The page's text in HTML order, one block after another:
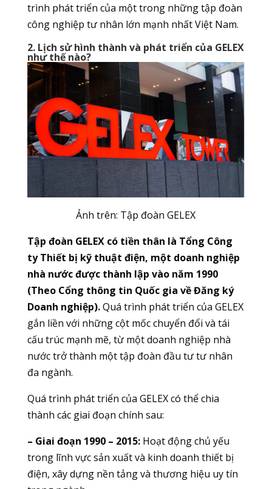
trình phát triển của một trong những tập đoàn
công nghiệp tư nhân lớn mạnh nhất Việt Nam.
2. Lịch sử hình thành và phát triển của GELEX
như thế nào?
Ảnh trên: Tập đoàn GELEX
Tập đoàn GELEX có tiền thân là Tổng Công
ty Thiết bị kỹ thuật điện, một doanh nghiệp
nhà nước được thành lập vào năm 1990
(Theo Cổng thông tin Quốc gia về Đăng ký
Doanh nghiệp).Quá trình phát triển của GELEX
gắn liền với những cột mốc chuyển đổi và tái
cấu trúc mạnh mẽ, từ một doanh nghiệp nhà
nước trở thành một tập đoàn đầu tư tư nhân
đa ngành.
Quá trình phát triển của GELEX có thể chia
thành các giai đoạn chính sau:
– Giai đoạn 1990 – 2015:Hoạt động chủ yếu
trong lĩnh vực sản xuất và kinh doanh thiết bị
điện, xây dựng nền tảng và thương hiệu uy tín